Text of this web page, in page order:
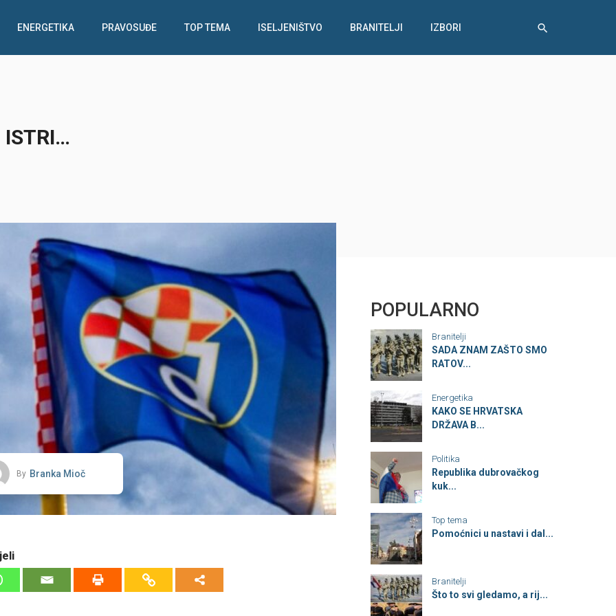
ENERGETIKA PRAVOSUĐE TOP TEMA ISELJENIŠTVO BRANITELJI IZBORI
ISTRI…
By Branka Mioč
POPULARNO
Branitelji
SADA ZNAM ZAŠTO SMO
RATOV...
Energetika
KAKO SE HRVATSKA
DRŽAVA B...
Politika
Republika dubrovačkog
kuk...
Top tema
Pomoćnici u nastavi i dal...
Branitelji
Što to svi gledamo, a rij...